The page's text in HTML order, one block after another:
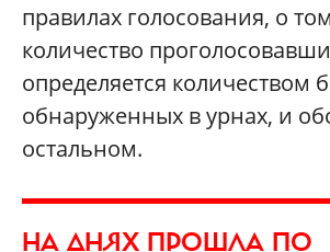
правилах голосования, о
количество
определяется количеством
обнаруженных в урнах, и
остальном.
НА ДНЯХ ПРОШЛА ПО